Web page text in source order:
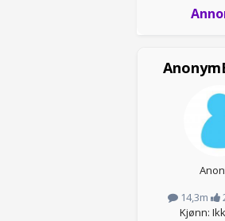
14,3m
Kjønn: